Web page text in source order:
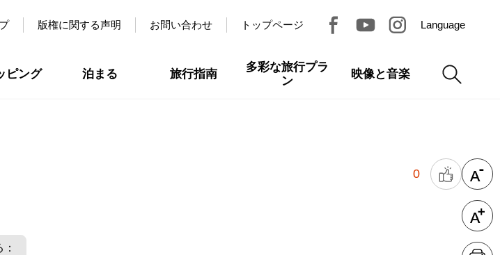
版権に関する声明 お問い合わせ トップページ Language
ピング 泊まる 旅行指南
多彩な旅行プラ
ン
映像と音楽
0